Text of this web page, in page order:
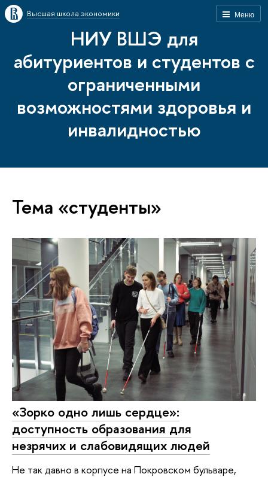
Меню
Высшая школа экономики
НИУ ВШЭ для
абитуриентов и студентов с
ограниченными
возможностями здоровья и
инвалидностью
Тема «студенты»
«Зорко одно лишь сердце»:
доступность образования для
незрячих и слабовидящих людей
Не так давно в корпусе на Покровском бульваре,